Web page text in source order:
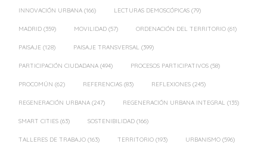
INNOVACIÓN URBANA (166) LECTURAS DEMOSCÓPICAS (79)
MADRID (359) MOVILIDAD (57) ORDENACIÓN DEL TERRITORIO (61)
PAISAJE (128) PAISAJE TRANSVERSAL (399)
PARTICIPACIÓN CIUDADANA (494) PROCESOS PARTICIPATIVOS (58)
PROCOMÚN (62) REFERENCIAS (83) REFLEXIONES (245)
REGENERACIÓN URBANA (247) REGENERACIÓN URBANA INTEGRAL (135)
SMART CITIES (63) SOSTENIBILIDAD (166)
TALLERES DE TRABAJO (163) TERRITORIO (193) URBANISMO (596)